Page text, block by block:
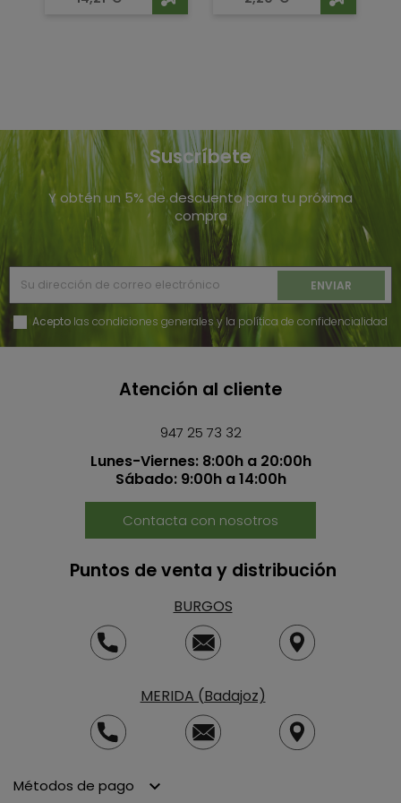
Suscríbete
Y obtén un 5% de descuento para tu próxima
compra
Acepto las condiciones generales y la política de confidencialidad
Atención al cliente
947 25 73 32
Lunes-Viernes: 8:00h a 20:00h
Sábado: 9:00h a 14:00h
Contacta con nosotros
Puntos de venta y distribución
BURGOS
MERIDA (Badajoz)
Métodos de pago keyboard_arrow_down